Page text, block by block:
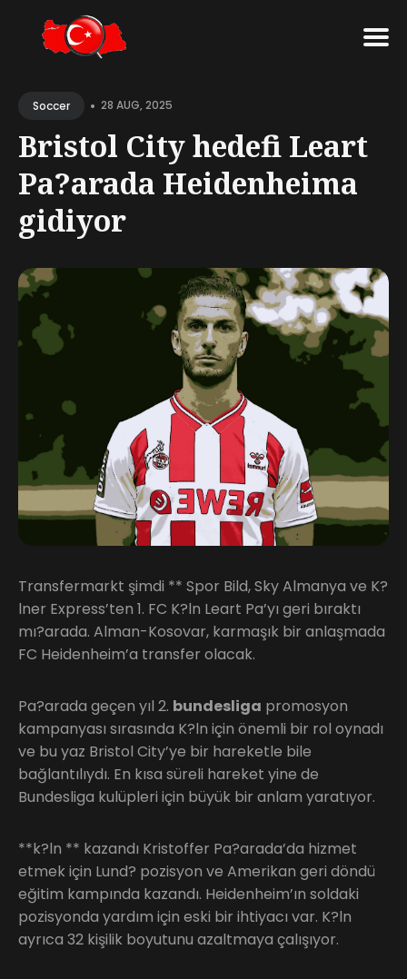
forSoccer • 28 AUG, 2025
Bristol City hedefi Leart
Pa?arada Heidenheima
gidiyor
Transfermarkt şimdi ** Spor Bild, Sky Almanya ve K?
lner Express’ten 1. FC K?ln Leart Pa’yı geri bıraktı
mı?arada. Alman-Kosovar, karmaşık bir anlaşmada
FC Heidenheim’a transfer olacak.
Pa?arada geçen yıl 2. bundesliga promosyon
kampanyası sırasında K?ln için önemli bir rol oynadı
ve bu yaz Bristol City’ye bir hareketle bile
bağlantılıydı. En kısa süreli hareket yine de
Bundesliga kulüpleri için büyük bir anlam yaratıyor.
**k?ln ** kazandı Kristoffer Pa?arada’da hizmet
etmek için Lund? pozisyon ve Amerikan geri döndü
eğitim kampında kazandı. Heidenheim’ın soldaki
pozisyonda yardım için eski bir ihtiyacı var. K?ln
ayrıca 32 kişilik boyutunu azaltmaya çalışıyor.